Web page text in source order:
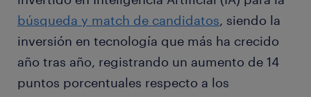
búsqueda y match de candidatos, siendo la
inversión en tecnología que más ha crecido
año tras año, registrando un aumento de 14
puntos porcentuales respecto a los